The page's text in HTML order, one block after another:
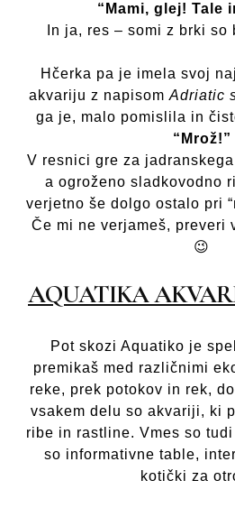
“Mami, glej! Tale
In ja, res – somi z brki
Hčerka pa je imela svoj
akvariju z napisom Adriatic
ga je, malo pomislila in
“Mrož!”
V resnici gre za
a ogroženo sladkovodno
verjetno še dolgo ostalo pri
Če mi ne verjameš, preveri
😉
AQUATIKA
Pot skozi Aquatiko je
premikaš med različnimi
reke, prek potokov in rek,
vsakem delu so akvariji, ki
ribe in rastline. Vmes so
so informativne table,
kotički za